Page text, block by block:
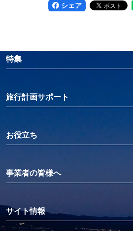
シェア
特集
旅行計画サポート
お役立ち
事業者の皆様へ
サイト情報